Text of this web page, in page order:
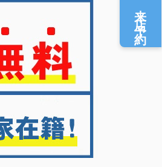
来店予約